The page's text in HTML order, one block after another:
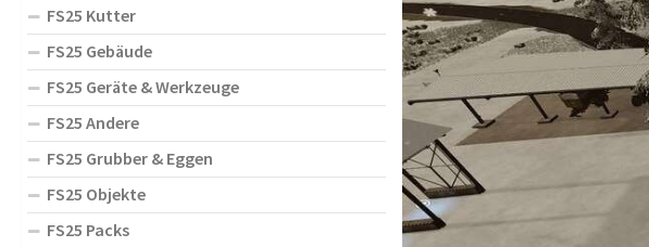
FS25 Kutter
FS25 Gebäude
FS25 Geräte & Werkzeuge
FS25 Andere
FS25 Grubber & Eggen
FS25 Objekte
FS25 Packs